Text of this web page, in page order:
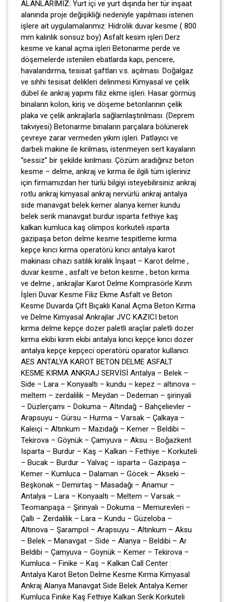
ALANLARIMIZ: Yurt içi ve yurt dışında her tür inşaat
alanında proje değişikliği nedeniyle yapılması istenen
işlere ait uygulamalarımız: Hidrolik duvar kesme ( 800
mm kalınlık sonsuz boy) Asfalt kesim işleri Derz
kesme ve kanal açma işleri Betonarme perde ve
döşemelerde istenilen ebatlarda kapı, pencere,
havalandırma, tesisat şaftları v.s. açılması. Doğalgaz
ve sıhhi tesisat delikleri delinmesi Kimyasal ve çelik
dübel ile ankraj yapımı filiz ekme işleri. Hasar görmüş
binaların kolon, kiriş ve döşeme betonlarının çelik
plaka ve çelik ankrajlarla sağlamlaştırılması. (Deprem
takviyesi) Betonarme binaların parçalara bölünerek
çevreye zarar vermeden yıkım işleri. Patlayıcı ve
darbeli makine ile kırılması, istenmeyen sert kayaların
“sessiz” bir şekilde kırılması. Çözüm aradığınız beton
kesme – delme, ankraj ve kırma ile ilgili tüm işleriniz
için firmamızdan her türlü bilgiyi isteyebilirsiniz ankraj
rotlu ankraj kimyasal ankraj nervürlü ankraj antalya
side manavgat belek kemer alanya kemer kundu
belek serik manavgat burdur isparta fethiye kaş
kalkan kumluca kaş olimpos korkuteli ısparta
gazipaşa beton delme kesme tespitleme kırma
kepçe kırıcı kırma operatörü kırıcı antalya karot
makinası cihazı satılık kiralık İnşaat – Karot delme ,
duvar kesme , asfalt ve beton kesme , beton kırma
ve delme , ankrajlar Karot Delme Komprasörle Kırım
İşleri Duvar Kesme Filiz Ekme Asfalt ve Beton
Kesme Duvarda Çift Bıçaklı Kanal Açma Beton Kırma
ve Delme Kimyasal Ankrajlar JVC KAZICI beton
kırma delme kepçe dozer paletli araçlar paletli dozer
kırma ekibi kırım ekibi antalya kırıcı kepçe kırıcı dozer
antalya kepçe kepçeci operatörü oparator kullanıcı
AES ANTALYA KAROT BETON DELME ASFALT
KESME KIRMA ANKRAJ SERVİSİ Antalya – Belek –
Side – Lara – Konyaaltı – kundu – kepez – altınova –
meltem – zerdalilik – Meydan – Dedeman – şirinyali
– Düzlerçamı – Dokuma – Altındağ – Bahçelievler –
Arapsuyu – Gürsu – Hurma – Varsak – Çalkaya –
Kaleiçi – Altınkum – Mazıdağı – Kemer – Beldibi –
Tekirova – Göynük – Çamyuva – Aksu – Boğazkent
Isparta – Burdur – Kaş – Kalkan – Fethiye – Korkuteli
– Bucak – Burdur – Yalvaç – isparta – Gazipaşa –
Kemer – Kumluca – Dalaman – Göcek – Akseki –
Beşkonak – Demirtaş – Masadağı – Anamur –
Antalya – Lara – Konyaaltı – Meltem – Varsak –
Teomanpaşa – Şirinyalı – Dokuma – Memurevleri –
Çallı – Zerdalilik – Lara – Kundu – Güzeloba –
Altınova – Şarampol – Arapsuyu – Altınkum – Aksu
– Belek – Manavgat – Side – Alanya – Beldibi – Ar
Beldibi – Çamyuva – Göynük – Kemer – Tekirova –
Kumluca – Finike – Kaş – Kalkan Call Center :
Antalya Karot Beton Delme Kesme Kırma Kimyasal
Ankraj Alanya Manavgat Side Belek Antalya Kemer
Kumluca Finike Kaş Fethiye Kalkan Serik Korkuteli